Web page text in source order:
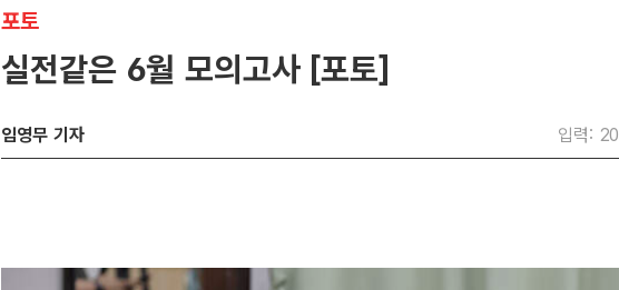
포토
실전같은 6월 모의고사 [포토]
임영무 기자 입력: